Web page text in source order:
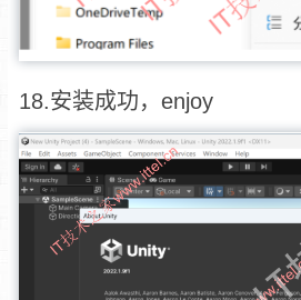
18.安装成功，enjoy